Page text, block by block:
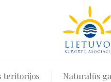
teritorijos Naturalūs
ir kurortinės teritorijos